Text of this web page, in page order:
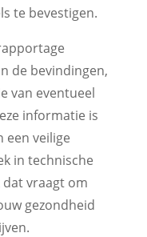
te bevestigen.
de bevindingen,
van eventueel
informatie is
een veilige
in technische
vraagt om
gezondheid